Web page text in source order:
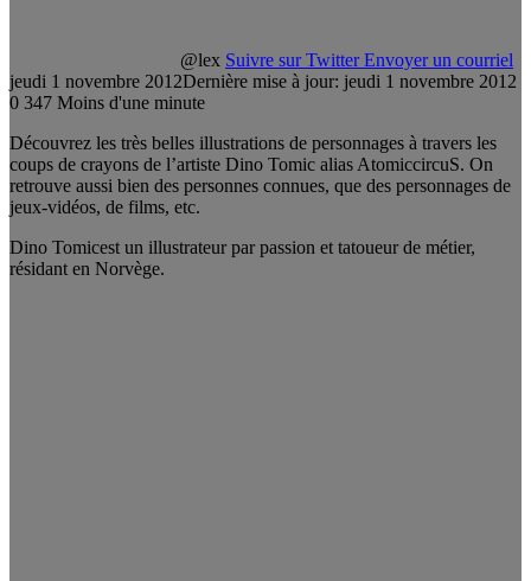
@lex Suivre sur Twitter Envoyer un courriel
jeudi 1 novembre 2012Dernière mise à jour: jeudi 1 novembre 2012
0 347 Moins d'une minute
Découvrez les très belles illustrations de personnages à travers les
coups de crayons de l’artiste Dino Tomic alias AtomiccircuS. On
retrouve aussi bien des personnes connues, que des personnages de
jeux-vidéos, de films, etc.
Dino Tomicest un illustrateur par passion et tatoueur de métier,
résidant en Norvège.